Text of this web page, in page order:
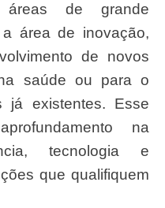
de grande
área de inovação,
de novos
saúde ou para o
já existentes. Esse
na
tecnologia e
que qualifiquem